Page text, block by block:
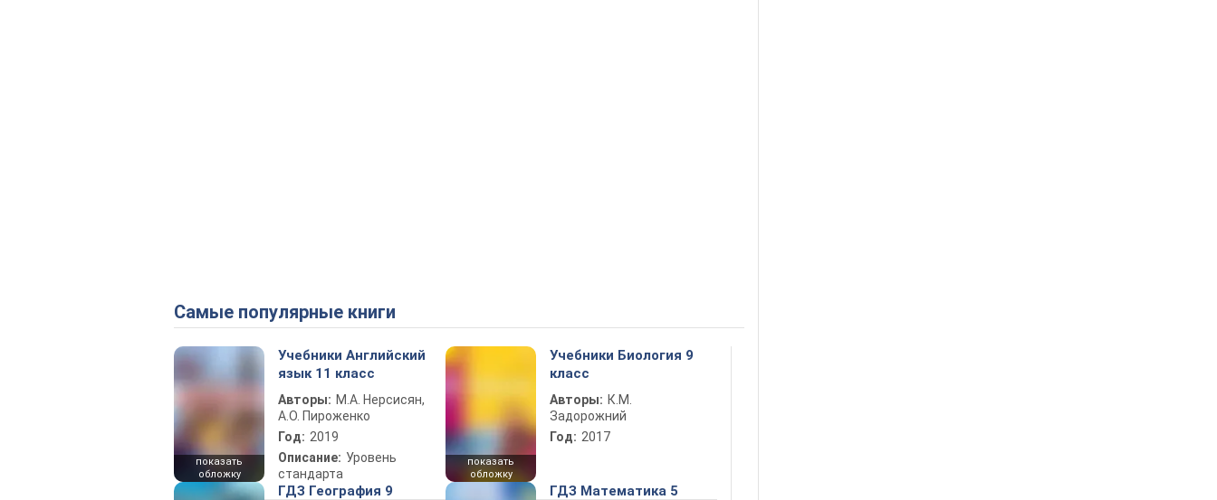
Самые популярные книги
показать
обложку
Учебники Английский
язык 11 класс
Авторы: М.А. Нерсисян,
А.О. Пироженко
Год: 2019
Описание: Уровень
стандарта
показать
обложку
Учебники Биология 9
класс
Авторы: К.М.
Задорожний
Год: 2017
ГДЗ География 9
ГДЗ Математика 5